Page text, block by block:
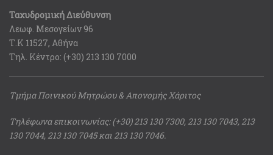
Ταχυδρομική Διεύθυνση
Λεωφ. Μεσογείων 96
Τ.Κ 11527, Αθήνα
Τηλ. Κέντρο: (+30) 213 130 7000
Τμήμα Ποινικού Μητρώου & Απονομής Χάριτος
Τηλέφωνα επικοινωνίας: (+30) 213 130 7300, 213 130 7043, 213
130 7044, 213 130 7045 και 213 130 7046.